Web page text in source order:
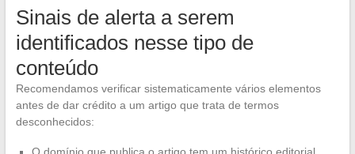
Sinais de alerta a serem
identificados nesse tipo de
conteúdo
Recomendamos verificar sistematicamente vários elementos
antes de dar crédito a um artigo que trata de termos
desconhecidos: